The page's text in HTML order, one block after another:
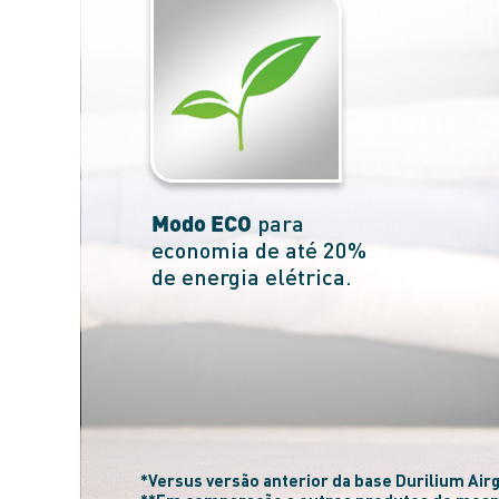
Modo ECO para
economia de até 20%
de energia elétrica.
*Versus versão anterior da base Durilium